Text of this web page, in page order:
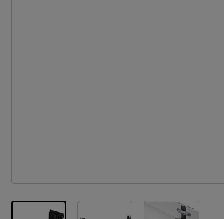
View larger imageView larger image
View